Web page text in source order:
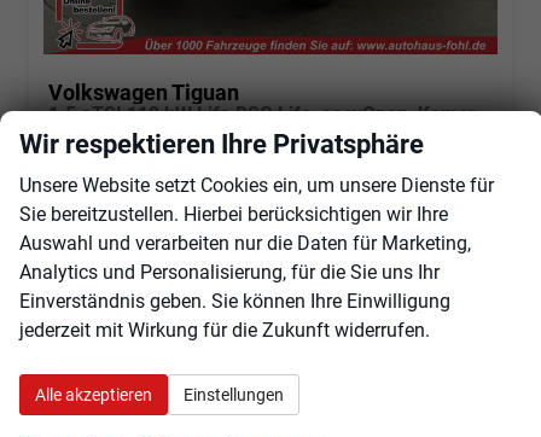
Volkswagen Tiguan
1.5 eTSI 110 kW Life DSG Life, easyOpen, Kamera, LED-Plus, Winterpaket
sofort lieferbar Neuwagen
Fahrzeugnr. 98960 Getriebe Automatik
Kraftstoff Benzin Außenfarbe Nightshadeblue Metallic
Leistung 110 kW (150 PS) Kilometerstand 10 km
41.655,– € Angebot anfordern
Fahrzeugexpose (PDF)
Fahrzeug parken
Verbrauch kombiniert:
2
CO 2-Emissionen:134,00 g/km
Wir respektieren Ihre Privatsphäre
Unsere Website setzt Cookies ein, um unsere Dienste für
Sie bereitzustellen. Hierbei berücksichtigen wir Ihre
Auswahl und verarbeiten nur die Daten für Marketing,
Analytics und Personalisierung, für die Sie uns Ihr
Einverständnis geben. Sie können Ihre Einwilligung
jederzeit mit Wirkung für die Zukunft widerrufen.
Alle akzeptieren Einstellungen